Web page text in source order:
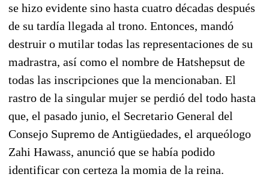
se hizo evidente sino hasta cuatro décadas después
de su tardía llegada al trono. Entonces, mandó
destruir o mutilar todas las representaciones de su
madrastra, así como el nombre de Hatshepsut de
todas las inscripciones que la mencionaban. El
rastro de la singular mujer se perdió del todo hasta
que, el pasado junio, el Secretario General del
Consejo Supremo de Antigüedades, el arqueólogo
Zahi Hawass, anunció que se había podido
identificar con certeza la momia de la reina.